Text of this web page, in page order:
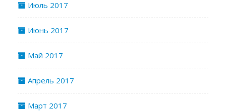
Июль 2017
Июнь 2017
Май 2017
Апрель 2017
Март 2017